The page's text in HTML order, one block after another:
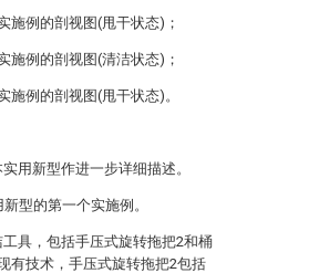
施例的剖视图(甩干状态)；
施例的剖视图(清洁状态)；
施例的剖视图(甩干状态)。
用新型作进一步详细描述。
型的第一个实施例。
具，包括手压式旋转拖把2和桶
有技术，手压式旋转拖把2包括